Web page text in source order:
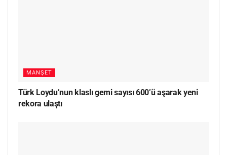
MANŞET
Türk Loydu’nun klaslı gemi sayısı 600’ü aşarak yeni
rekora ulaştı